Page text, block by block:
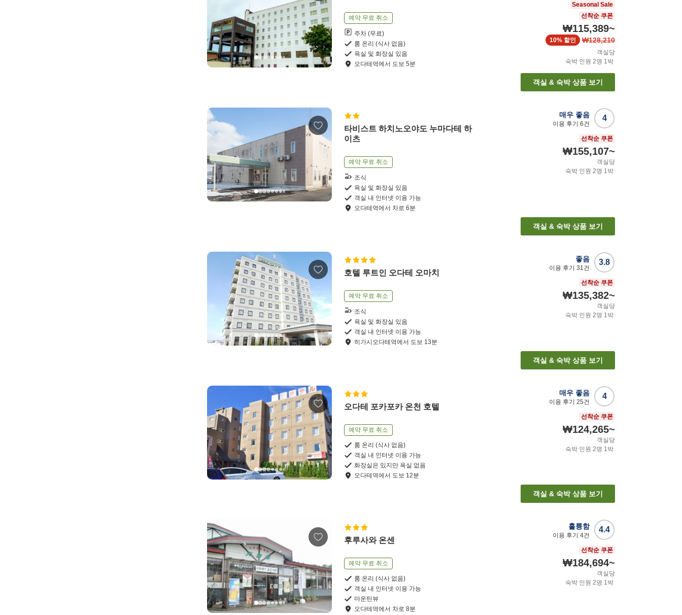
예약 무료 취소
주차 (무료)
룸 온리 (식사 없음)
욕실 및 화장실 있음
오다테역에서 도보 5분
Seasonal Sale
선착순 쿠폰
₩115,389~
₩128,210
10% 할인
객실당
숙박 인원 2명 1박
객실 & 숙박 상품 보기
타비스트 하치노오야도 누마다테 하
이츠
예약 무료 취소
조식
욕실 및 화장실 있음
객실 내 인터넷 이용 가능
오다테역에서 차로 6분
4
매우 좋음
이용 후기 6건
선착순 쿠폰
₩155,107~
객실당
숙박 인원 2명 1박
객실 & 숙박 상품 보기
호텔 루트인 오다테 오마치
예약 무료 취소
조식
욕실 및 화장실 있음
객실 내 인터넷 이용 가능
히가시오다테역에서 도보 13분
3.8
좋음
이용 후기 31건
선착순 쿠폰
₩135,382~
객실당
숙박 인원 2명 1박
객실 & 숙박 상품 보기
오다테 포카포카 온천 호텔
예약 무료 취소
룸 온리 (식사 없음)
객실 내 인터넷 이용 가능
화장실은 있지만 욕실 없음
오다테역에서 도보 12분
4
매우 좋음
이용 후기 25건
선착순 쿠폰
₩124,265~
객실당
숙박 인원 2명 1박
객실 & 숙박 상품 보기
후루사와 온센
예약 무료 취소
룸 온리 (식사 없음)
객실 내 인터넷 이용 가능
마운틴뷰
오다테역에서 차로 8분
4.4
훌륭함
이용 후기 4건
선착순 쿠폰
₩184,694~
객실당
숙박 인원 2명 1박